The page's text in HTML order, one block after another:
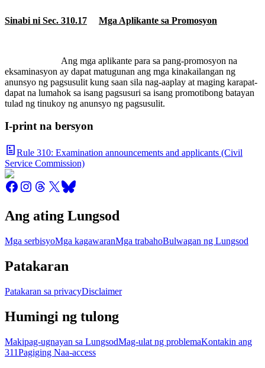
Sinabi ni Sec. 310.17 Mga Aplikante sa Promosyon
Ang mga aplikante para sa pang-promosyon na
eksaminasyon ay dapat matugunan ang mga kinakailangan ng
anunsyo ng pagsusulit kung saan sila nag-aaplay at maging karapat-
dapat na lumahok sa isang pagsusuri sa isang promotibong batayan
tulad ng tinukoy ng anunsyo ng pagsusulit.
I-print na bersyon
Rule 310: Examination announcements and applicants (Civil
Service Commission)
Ang ating Lungsod
Mga serbisyoMga kagawaranMga trabahoBulwagan ng Lungsod
Patakaran
Patakaran sa privacyDisclaimer
Humingi ng tulong
Makipag-ugnayan sa LungsodMag-ulat ng problemaKontakin ang
311Pagiging Naa-access